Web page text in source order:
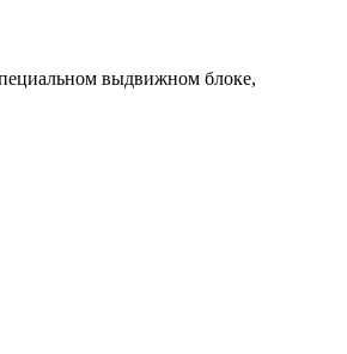
выдвижном блоке,